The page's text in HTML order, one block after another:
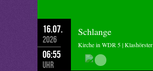
16.07.
2026
06:55
Uhr
Schlange
Kirche in WDR 5 | Klashörster